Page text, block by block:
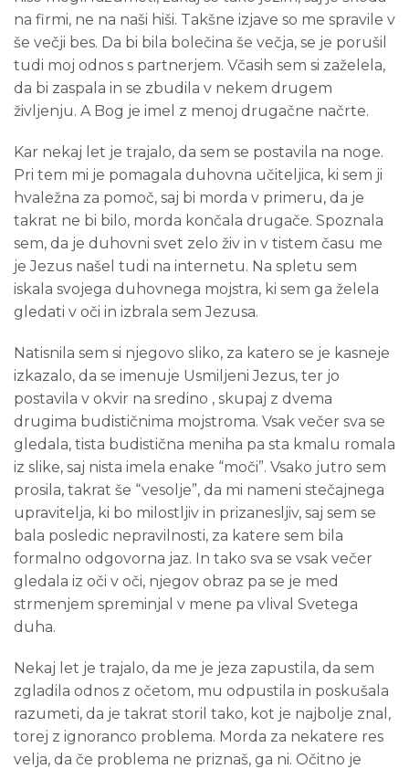
na firmi, ne na naši hiši. Takšne izjave so me spravile v
še večji bes. Da bi bila bolečina še večja, se je porušil
tudi moj odnos s partnerjem. Včasih sem si zaželela,
da bi zaspala in se zbudila v nekem drugem
življenju. A Bog je imel z menoj drugačne načrte.
Kar nekaj let je trajalo, da sem se postavila na noge.
Pri tem mi je pomagala duhovna učiteljica, ki sem ji
hvaležna za pomoč, saj bi morda v primeru, da je
takrat ne bi bilo, morda končala drugače. Spoznala
sem, da je duhovni svet zelo živ in v tistem času me
je Jezus našel tudi na internetu. Na spletu sem
iskala svojega duhovnega mojstra, ki sem ga želela
gledati v oči in izbrala sem Jezusa.
Natisnila sem si njegovo sliko, za katero se je kasneje
izkazalo, da se imenuje Usmiljeni Jezus, ter jo
postavila v okvir na sredino , skupaj z dvema
drugima budističnima mojstroma. Vsak večer sva se
gledala, tista budistična meniha pa sta kmalu romala
iz slike, saj nista imela enake “moči”. Vsako jutro sem
prosila, takrat še “vesolje”, da mi nameni stečajnega
upravitelja, ki bo milostljiv in prizanesljiv, saj sem se
bala posledic nepravilnosti, za katere sem bila
formalno odgovorna jaz. In tako sva se vsak večer
gledala iz oči v oči, njegov obraz pa se je med
strmenjem spreminjal v mene pa vlival Svetega
duha.
Nekaj let je trajalo, da me je jeza zapustila, da sem
zgladila odnos z očetom, mu odpustila in poskušala
razumeti, da je takrat storil tako, kot je najbolje znal,
torej z ignoranco problema. Morda za nekatere res
velja, da če problema ne priznaš, ga ni. Očitno je